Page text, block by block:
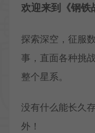
欢迎来到《钢铁
探索深空，征服
事，直面各种挑
整个星系。
没有什么能长久
外！